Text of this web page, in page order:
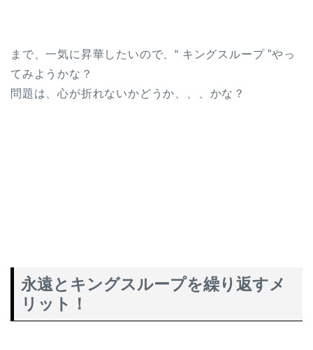
まで、一気に昇華したいので、“ キングスループ ”やっ
てみようかな？
問題は、心が折れないかどうか、、、かな？
永遠とキングスループを繰り返すメ
リット！